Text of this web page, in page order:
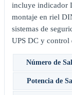
incluye indicador
montaje en riel
sistemas de
UPS DC y control
Número de
Potencia de